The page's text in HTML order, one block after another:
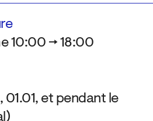
10:00 → 18:00
01.01, et pendant le